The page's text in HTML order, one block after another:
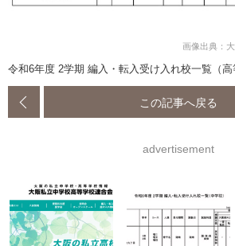
画像出典：
令和6年度 2学期 編入・転入受け入れ校一覧（
この記事へ戻る
advertisement